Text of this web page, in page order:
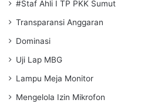
#Staf Ahli I TP PKK Sumut
Transparansi Anggaran
Dominasi
Uji Lap MBG
Lampu Meja Monitor
Mengelola Izin Mikrofon